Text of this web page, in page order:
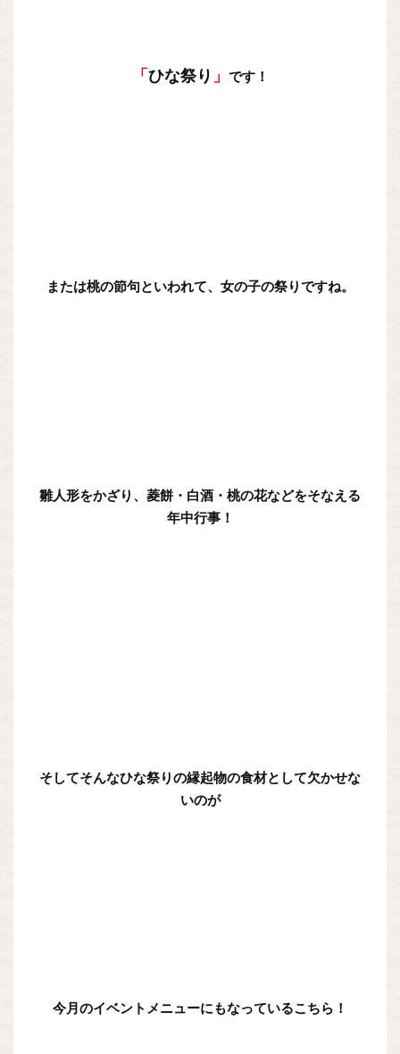
「 ひな祭り 」 です！
または桃の節句といわれて、女の子の祭りですね。
雛人形をかざり、菱餅・白酒・桃の花などをそなえる
年中行事！
そしてそんなひな祭りの縁起物の食材として欠かせな
いのが
今月のイベントメニューにもなっているこちら！